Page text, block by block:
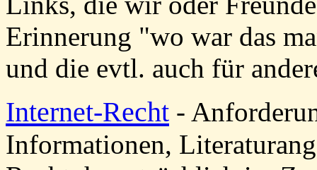
Erinnerung "wo war das
und die evtl. auch für
Internet-Recht -
Informationen,